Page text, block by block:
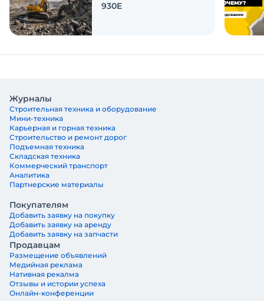
930E
Журналы
Строительная техника и оборудование
Мини-техника
Карьерная и горная техника
Строительство и ремонт дорог
Подъемная техника
Складская техника
Коммерческий транспорт
Аналитика
Партнерские материалы
Покупателям
Добавить заявку на покупку
Добавить заявку на аренду
Добавить заявку на запчасти
Продавцам
Размещение объявлений
Медийная реклама
Нативная рекалма
Отзывы и истории успеха
Онлайн-конференции